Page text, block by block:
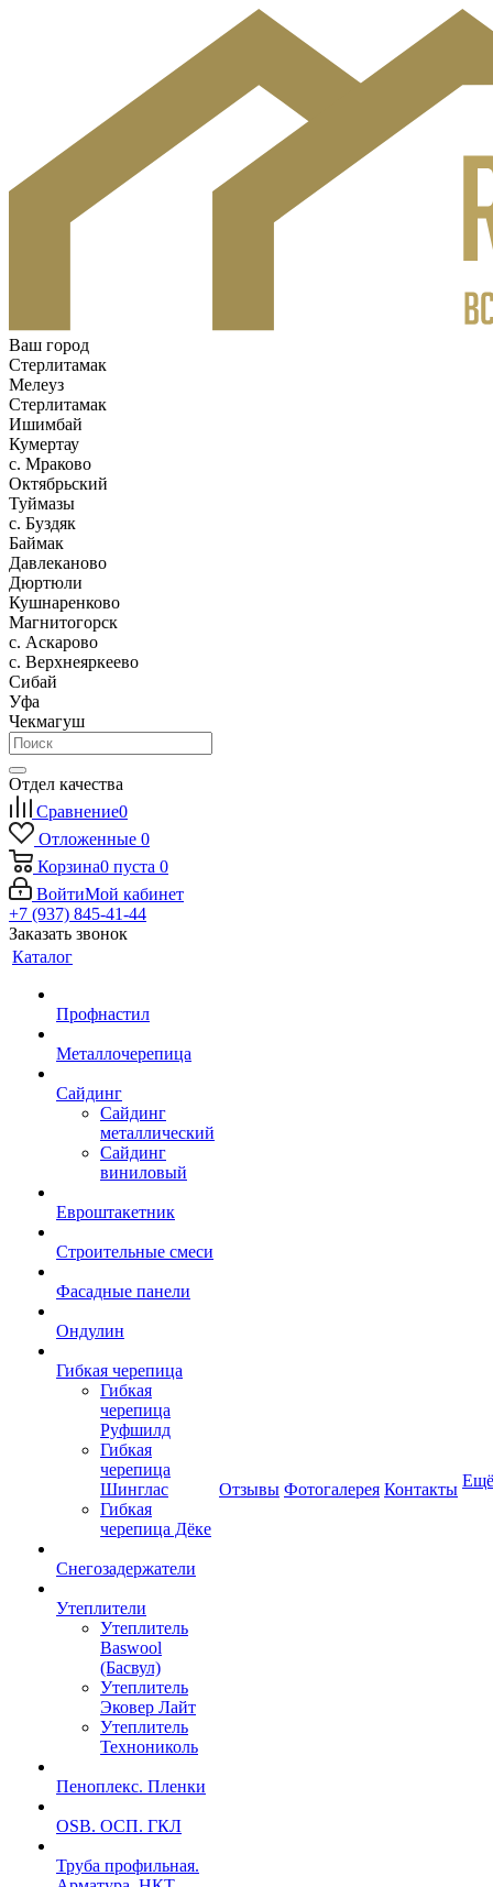
Ваш город
Стерлитамак
Мелеуз
Стерлитамак
Ишимбай
Кумертау
c. Мраково
Октябрьский
Туймазы
c. Буздяк
Баймак
Давлеканово
Дюртюли
Кушнаренково
Магнитогорск
с. Аскарово
с. Верхнеяркеево
Сибай
Уфа
Чекмагуш
Отдел качества
Сравнение0
Отложенные 0
Корзина0 пуста 0
ВойтиМой кабинет
+7 (937) 845-41-44
Заказать звонок
Каталог
Профнастил
Металлочерепица
Сайдинг
Сайдинг
металлический
Сайдинг
виниловый
Евроштакетник
Строительные смеси
Фасадные панели
Ондулин
Гибкая черепица
Гибкая
черепица
Руфшилд
Гибкая
черепица
Шинглас
Гибкая
черепица Дёке
Снегозадержатели
Утеплители
Утеплитель
Baswool
(Басвул)
Утеплитель
Эковер Лайт
Утеплитель
Технониколь
Пеноплекс. Пленки
OSB. ОСП. ГКЛ
Труба профильная.
Отзывы Фотогалерея Контакты Ещё